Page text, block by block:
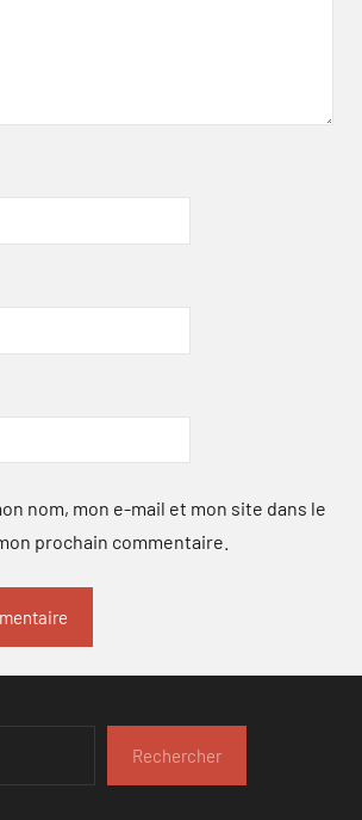
nom, mon e-mail et mon site dans le
prochain commentaire.
Rechercher